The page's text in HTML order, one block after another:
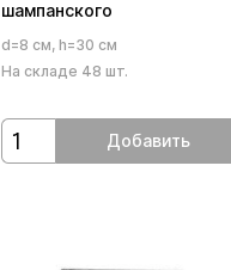
шампанского
d=8 см, h=30 см
На складе 48 шт.
Добавить